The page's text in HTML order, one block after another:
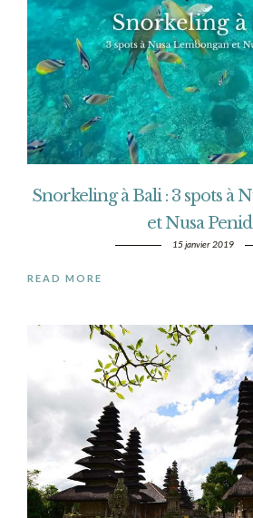
Snorkeling à Bali : 3 spots à
et Nusa
15 janvier 2019
READ MORE